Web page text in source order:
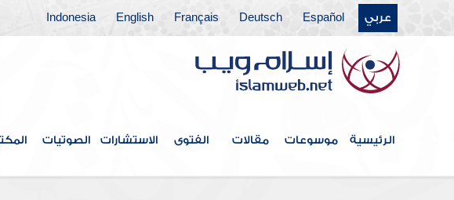
عربي Español
Deutsch
Français
English
Indonesia
الرئيسية موسوعات مقالات الفتوى الاستشارات الصوتيات